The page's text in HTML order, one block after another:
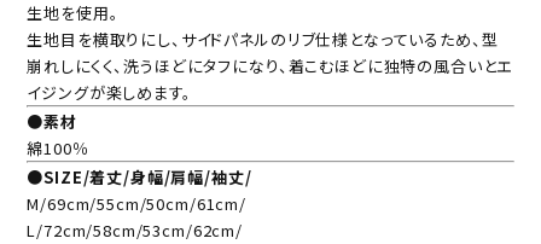
生地を使用。
生地目を横取りにし、サイドパネルのリブ仕様となっているため、型
崩れしにくく、洗うほどにタフになり、着こむほどに独特の風合いとエ
イジングが楽しめます。
●素材
綿100％
●SIZE/着丈/身幅/肩幅/袖丈/
M/69cm/55cm/50cm/61cm/
L/72cm/58cm/53cm/62cm/